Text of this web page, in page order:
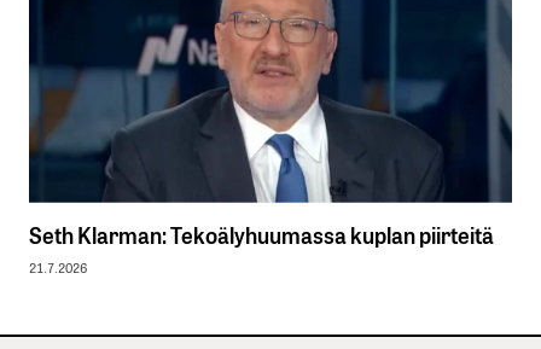
Seth Klarman: Tekoälyhuumassa kuplan piirteitä
21.7.2026